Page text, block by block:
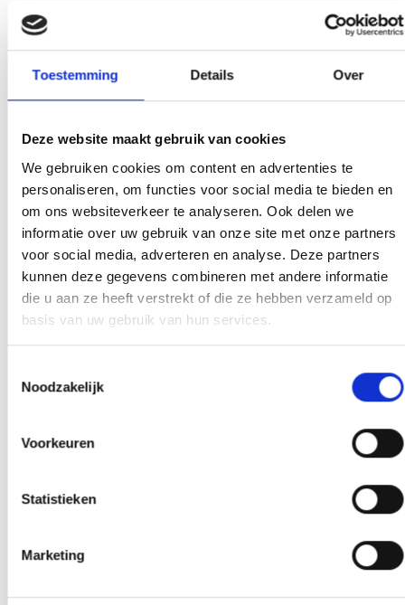
Toestemming Details Over
Deze website maakt gebruik van cookies
We gebruiken cookies om content en advertenties te
personaliseren, om functies voor social media te bieden en
om ons websiteverkeer te analyseren. Ook delen we
informatie over uw gebruik van onze site met onze partners
voor social media, adverteren en analyse. Deze partners
kunnen deze gegevens combineren met andere informatie
die u aan ze heeft verstrekt of die ze hebben verzameld op
basis van uw gebruik van hun services.
Noodzakelijk
Voorkeuren
Statistieken
Marketing
zomer willen we concreet hebben welke eerste stappen dit zullen
zijn. Bij overlegmomenten zullen mensen die sleutelposities
bekleden binnen onze vereniging aansluiten om draagvlak te
creëren voor de verdere uitrol van onze jeugdopleiding.
Om de officiële toekenning van de status van lokale jeugdopleiding
KNVB zuid2) het bijbehorende certificaat uit.Op zaterdag 21
april vond om 12.00 uur de uitreiking plaats in de
bestuurskamer van onze vereniging.
Array
OOK NUMMER VOORLAATSTE IS BLAUW GEEL DE BAAS